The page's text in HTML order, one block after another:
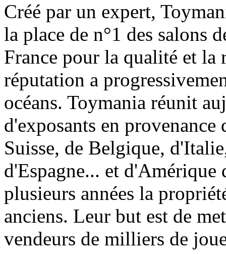
Créé par un expert,
la place de n°1 des salons
France pour la qualité et la
réputation a
océans. Toymania réunit
d'exposants en
Suisse, de Belgique,
d'Espagne... et
plusieurs années la
anciens. Leur but est de
vendeurs de milliers de